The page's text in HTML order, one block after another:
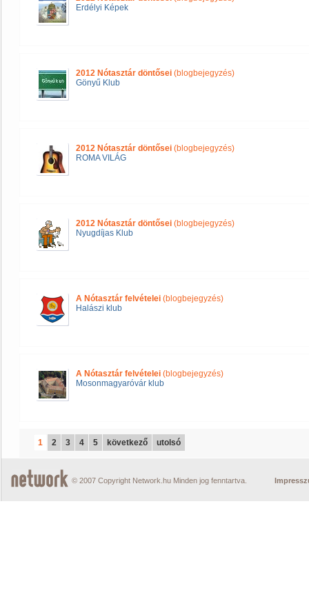
Erdélyi Képek
2012 Nótasztár döntősei (blogbejegyzés)
Gönyű Klub
2012 Nótasztár döntősei (blogbejegyzés)
ROMA VILÁG
2012 Nótasztár döntősei (blogbejegyzés)
Nyugdíjas Klub
A Nótasztár felvételei (blogbejegyzés)
Halászi klub
A Nótasztár felvételei (blogbejegyzés)
Mosonmagyaróvár klub
1 2 3 4 5 következő utolsó
© 2007 Copyright Network.hu Minden jog fenntartva.